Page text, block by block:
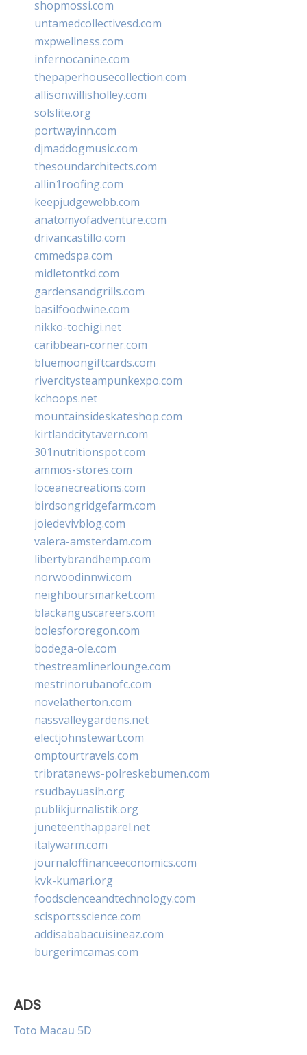
shopmossi.com
untamedcollectivesd.com
mxpwellness.com
infernocanine.com
thepaperhousecollection.com
allisonwillisholley.com
solslite.org
portwayinn.com
djmaddogmusic.com
thesoundarchitects.com
allin1roofing.com
keepjudgewebb.com
anatomyofadventure.com
drivancastillo.com
cmmedspa.com
midletontkd.com
gardensandgrills.com
basilfoodwine.com
nikko-tochigi.net
caribbean-corner.com
bluemoongiftcards.com
rivercitysteampunkexpo.com
kchoops.net
mountainsideskateshop.com
kirtlandcitytavern.com
301nutritionspot.com
ammos-stores.com
loceanecreations.com
birdsongridgefarm.com
joiedevivblog.com
valera-amsterdam.com
libertybrandhemp.com
norwoodinnwi.com
neighboursmarket.com
blackanguscareers.com
bolesfororegon.com
bodega-ole.com
thestreamlinerlounge.com
mestrinorubanofc.com
novelatherton.com
nassvalleygardens.net
electjohnstewart.com
omptourtravels.com
tribratanews-polreskebumen.com
rsudbayuasih.org
publikjurnalistik.org
juneteenthapparel.net
italywarm.com
journaloffinanceeconomics.com
kvk-kumari.org
foodscienceandtechnology.com
scisportsscience.com
addisababacuisineaz.com
burgerimcamas.com
ADS
Toto Macau 5D